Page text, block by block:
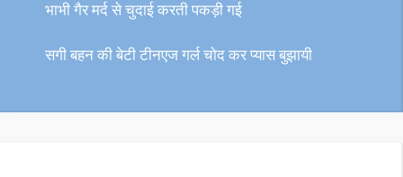
भाभी गैर मर्द से चुदाई करती पकड़ी गई
सगी बहन की बेटी टीनएज गर्ल चोद कर प्यास बुझायी